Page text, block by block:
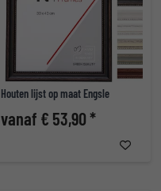
Houten lijst op maat Engsle
vanaf € 53,90 *